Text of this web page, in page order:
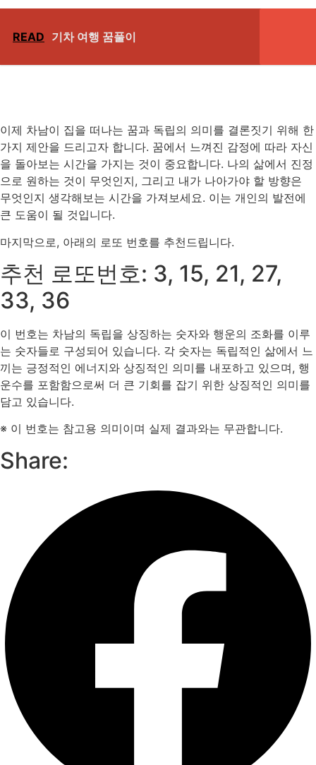
READ 기차 여행 꿈풀이
이제 차남이 집을 떠나는 꿈과 독립의 의미를 결론짓기 위해 한
가지 제안을 드리고자 합니다. 꿈에서 느껴진 감정에 따라 자신
을 돌아보는 시간을 가지는 것이 중요합니다. 나의 삶에서 진정
으로 원하는 것이 무엇인지, 그리고 내가 나아가야 할 방향은
무엇인지 생각해보는 시간을 가져보세요. 이는 개인의 발전에
큰 도움이 될 것입니다.
마지막으로, 아래의 로또 번호를 추천드립니다.
추천 로또번호: 3, 15, 21, 27,
33, 36
이 번호는 차남의 독립을 상징하는 숫자와 행운의 조화를 이루
는 숫자들로 구성되어 있습니다. 각 숫자는 독립적인 삶에서 느
끼는 긍정적인 에너지와 상징적인 의미를 내포하고 있으며, 행
운수를 포함함으로써 더 큰 기회를 잡기 위한 상징적인 의미를
담고 있습니다.
※ 이 번호는 참고용 의미이며 실제 결과와는 무관합니다.
Share: